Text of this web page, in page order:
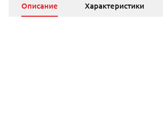
Описание Характеристики